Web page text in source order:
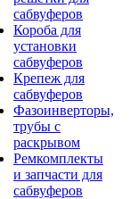
сабвуферов
Короба для
установки
сабвуферов
Крепеж для
сабвуферов
Фазоинверторы,
трубы с
раскрывом
Ремкомплекты
и запчасти для
сабвуферов